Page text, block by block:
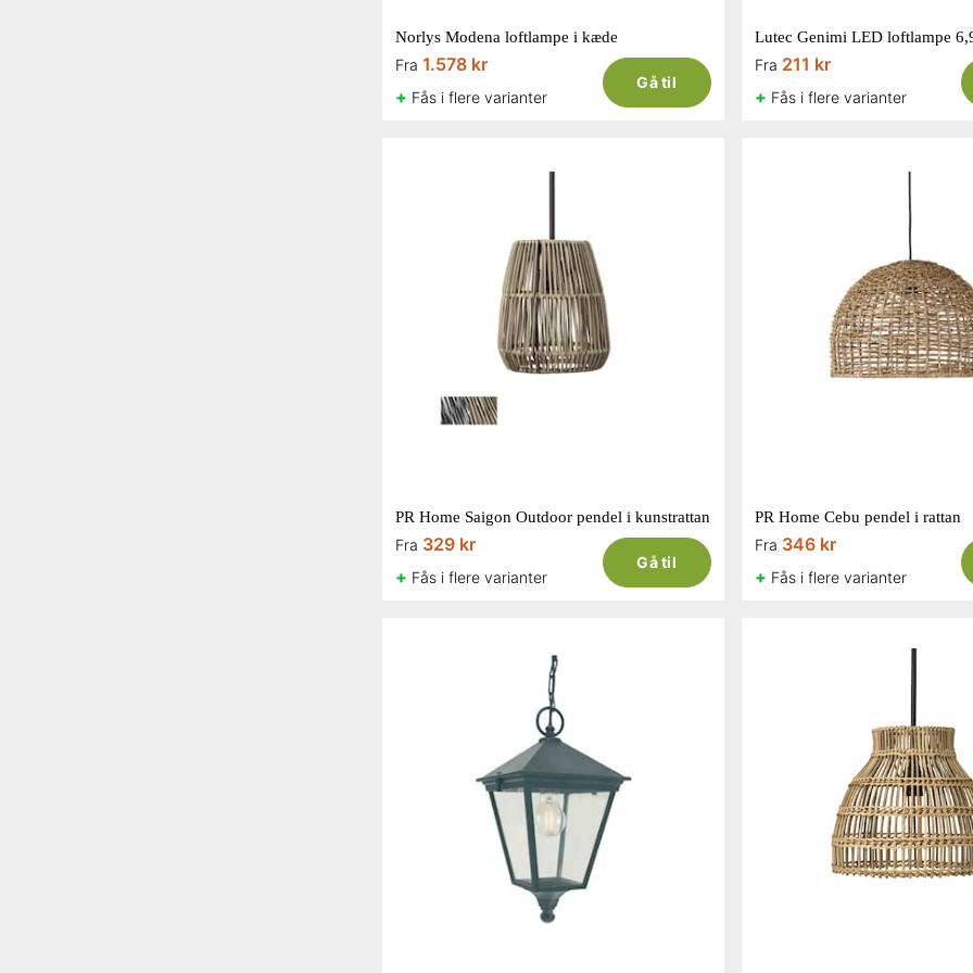
Norlys Modena loftlampe i kæde
Fra 1.578 kr
+ Fås i flere varianter
Gå til
Lutec Genimi LED loftlampe
Fra 211 kr
+ Fås i flere varianter
PR Home Saigon Outdoor pendel i kunstrattan
Fra 329 kr
+ Fås i flere varianter
Gå til
PR Home Cebu pendel i rattan
Fra 346 kr
+ Fås i flere varianter